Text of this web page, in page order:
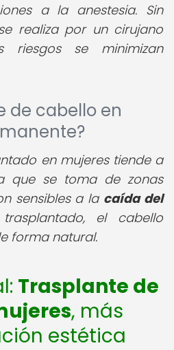
a la anestesia. Sin
realiza por un cirujano
riesgos se minimizan
de cabello en
en mujeres tiende a
que se toma de zonas
sensibles a la caída del
el cabello
forma natural.
Trasplante de
, más
estética